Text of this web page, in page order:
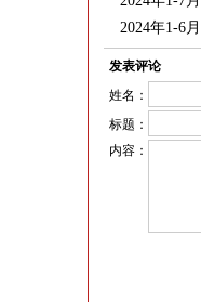
2024年1-6
发表评论
姓名：
标题：
内容：